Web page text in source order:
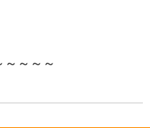
～～～～